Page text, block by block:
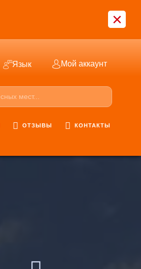
×
Язык Мой аккаунт
ОТЗЫВЫ КОНТАКТЫ